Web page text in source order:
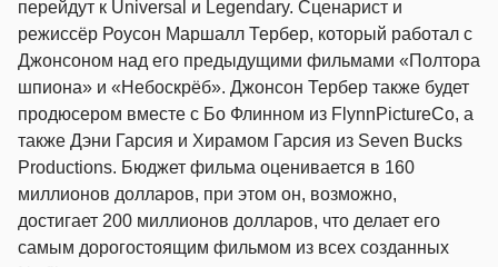
перейдут к Universal и Legendary. Сценарист и
режиссёр Роусон Маршалл Тербер, который работал с
Джонсоном над его предыдущими фильмами «Полтора
шпиона» и «Небоскрёб». Джонсон Тербер также будет
продюсером вместе с Бо Флинном из FlynnPictureCo, а
также Дэни Гарсия и Хирамом Гарсия из Seven Bucks
Productions. Бюджет фильма оценивается в 160
миллионов долларов, при этом он, возможно,
достигает 200 миллионов долларов, что делает его
самым дорогостоящим фильмом из всех созданных